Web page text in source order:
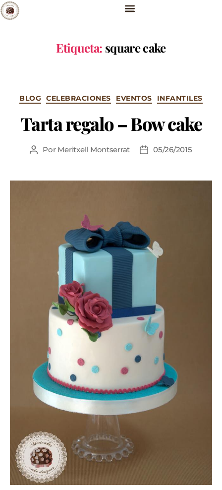
Etiqueta: square cake
BLOG CELEBRACIONES EVENTOS INFANTILES
Tarta regalo – Bow cake
Por Meritxell Montserrat 05/26/2015